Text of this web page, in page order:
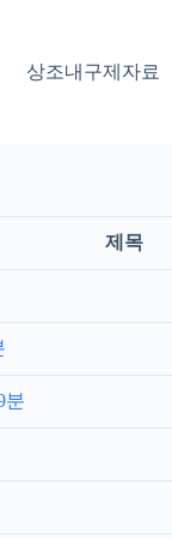
상조내구제자료
제목
분